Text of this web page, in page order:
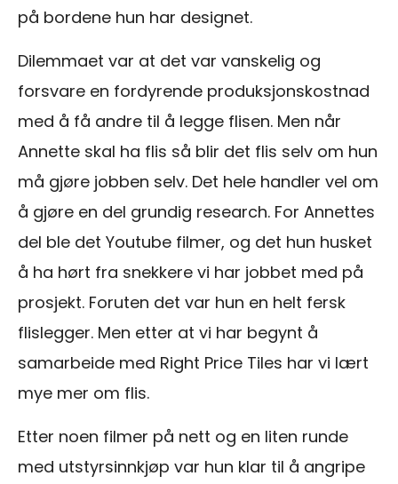
på bordene hun har designet.
Dilemmaet var at det var vanskelig og
forsvare en fordyrende produksjonskostnad
med å få andre til å legge flisen. Men når
Annette skal ha flis så blir det flis selv om hun
må gjøre jobben selv. Det hele handler vel om
å gjøre en del grundig research. For Annettes
del ble det Youtube filmer, og det hun husket
å ha hørt fra snekkere vi har jobbet med på
prosjekt. Foruten det var hun en helt fersk
flislegger. Men etter at vi har begynt å
samarbeide med Right Price Tiles har vi lært
mye mer om flis.
Etter noen filmer på nett og en liten runde
med utstyrsinnkjøp var hun klar til å angripe